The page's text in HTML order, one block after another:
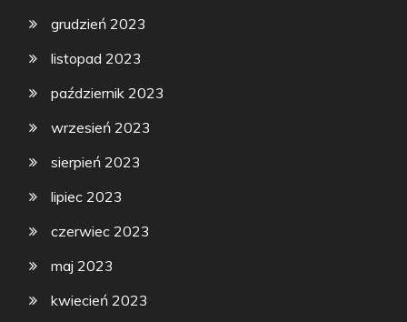
grudzień 2023
listopad 2023
październik 2023
wrzesień 2023
sierpień 2023
lipiec 2023
czerwiec 2023
maj 2023
kwiecień 2023